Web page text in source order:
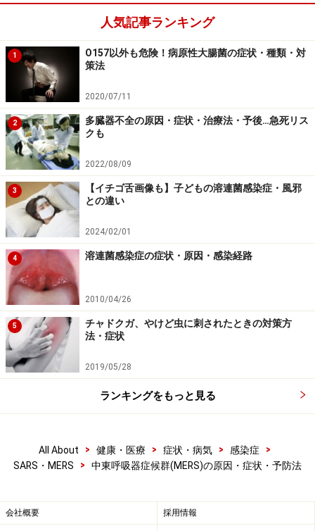
らに腎臓の働きが悪くなる腎不全を合併することがあり
ます。重症の肺炎のため、呼吸ができなくなります。つ
まり、肺で酸素を取り込むができなくなってしまうので
す。
下痢などの消化器症状があります。
中東呼吸器症候群(MERS)の治療
現時点では、コロナウイルスに対する特効薬はありませ
ん。そのために、重症の呼吸器症状について、酸素投
与、人工呼吸器での治療が行われます。人工呼吸器でも
体の酸素を上げることができない時には、膜型人工肺と
いって、一旦血液を体に出して、酸素化して体内に戻す
治療が行われます。
人気記事ランキング
1
O157以外も危険！病原性大腸菌の症状・種類・対
策法
2020/07/11
2
多臓器不全の原因・症状・治療法・予後…急死リス
クも
2022/08/09
3
【イチゴ舌画像も】子どもの溶連菌感染症・風邪
との違い
2024/02/01
4 溶連菌感染症の症状・原因・感染経路
2010/04/26
5
チャドクガ、やけど虫に刺されたときの対策方
法・症状
2019/05/28
ランキングをもっと見る
All About > 健康・医療 > 症状・病気 > 感染症
>
SARS・MERS
> 中東呼吸器症候群(MERS)の原因・症状・予防法
会社概要 採用情報